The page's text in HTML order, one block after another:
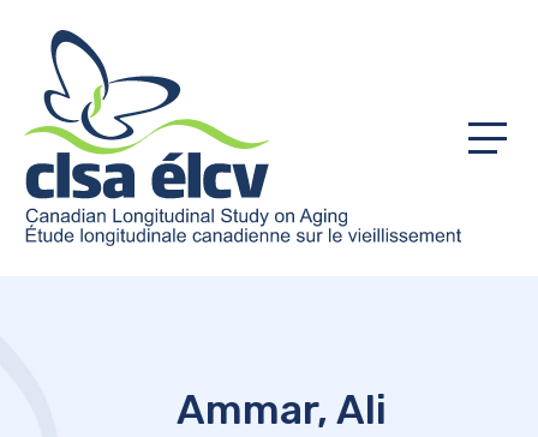
Menu
Ammar, Ali